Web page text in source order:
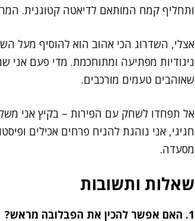
ותחליף קמח המותאם לדיאטה קטוגנית.
אצלי, השדרוג הכי אהוב הוא להוסיף מעל
ניגודיות מפתיעה ומתוחכמת. מדי פעם
שאוהבים טעמים מורכבים.
אל תפחדו לשחק עם הפירות – בקיץ אני
חגיגי, אני נוהגת להניח פרחים אכילים
מסעדה.
שאלות ותשובות
1. האם אפשר להכין את הפבלובה מראש?